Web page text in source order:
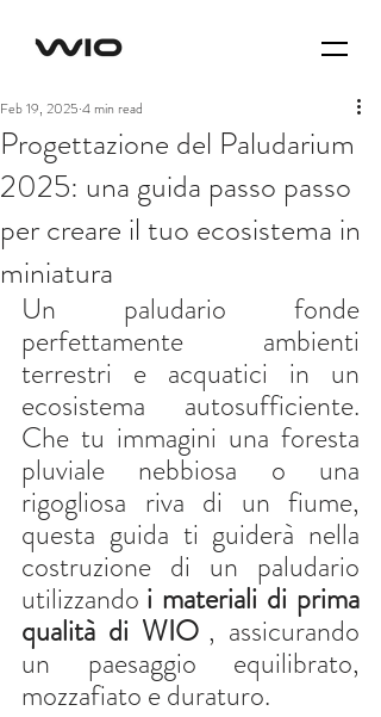
Progettazione del Paludarium
2025: una guida passo passo
per creare il tuo ecosistema in
miniatura
Feb 19, 2025 4 min read
Un paludario fonde
perfettamente ambienti
terrestri e acquatici in un
ecosistema autosufficiente.
Che tu immagini una foresta
pluviale nebbiosa o una
rigogliosa riva di un fiume,
questa guida ti guiderà nella
costruzione di un paludario
utilizzando i materiali di prima
qualità di WIO , assicurando
un paesaggio equilibrato,
mozzafiato e duraturo.